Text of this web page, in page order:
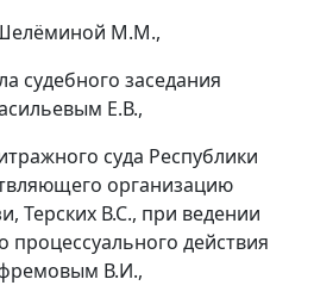
М.М.,
судебного заседания
Е.В.,
суда Республики
организацию
Терских В.С., при ведении
процессуального действия
В.И.,